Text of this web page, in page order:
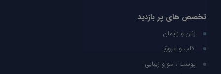
تخصص های پر بازدید
زنان و زایمان
قلب و عروق
پوست ، مو و زیبایی